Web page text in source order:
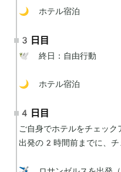
🌙 ホテル宿泊
3日目
🕊 終日：自由行動
🌙 ホテル宿泊
4日目
ご自身でホテルをチェック
出発の2時間前までに、チ